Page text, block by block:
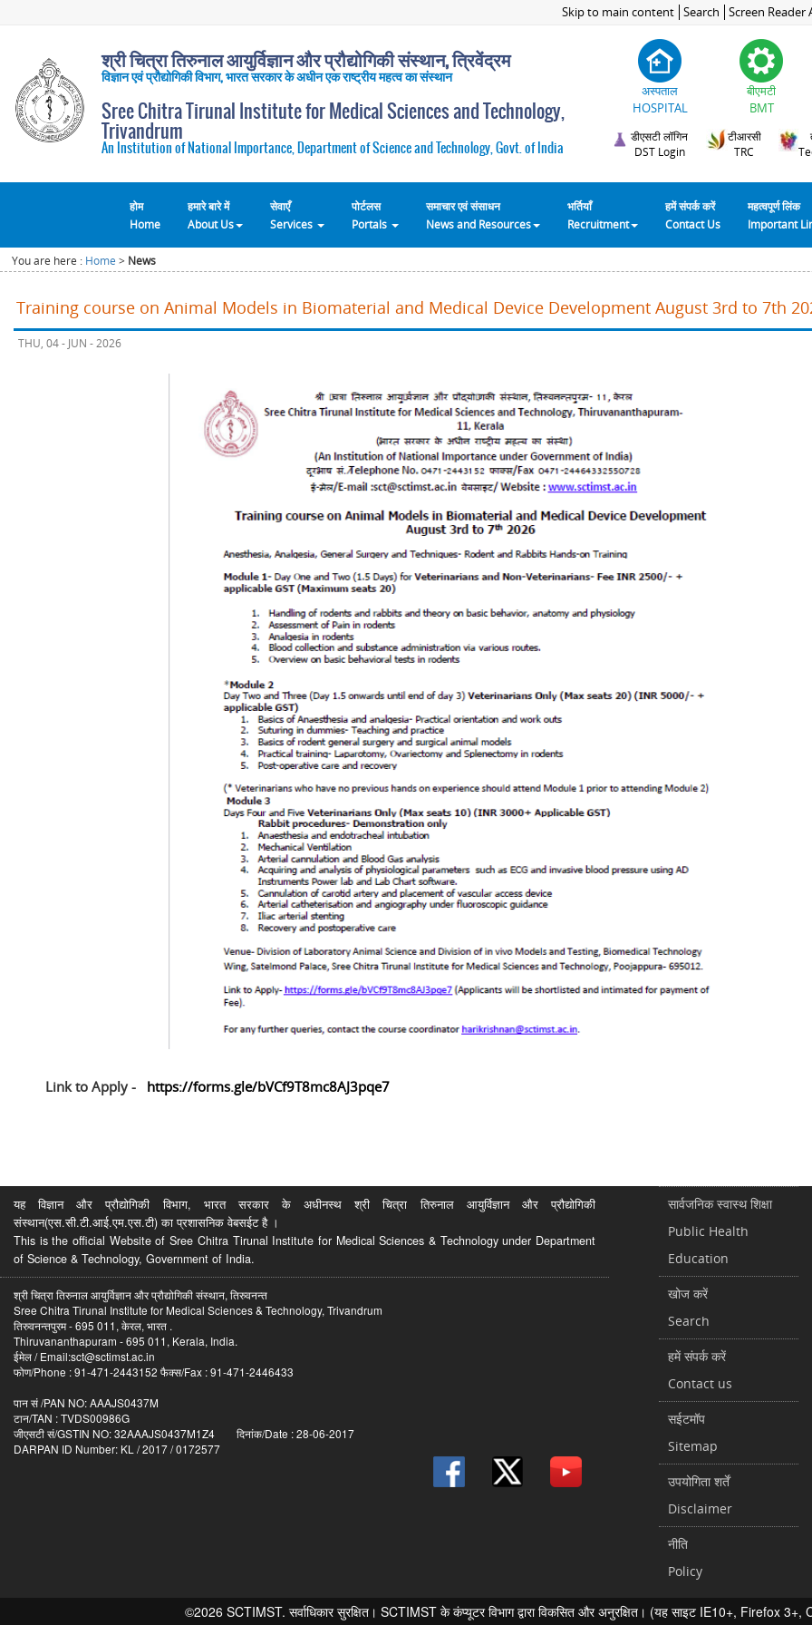
Skip to main content Search Screen Reader
श्री चित्रा तिरुनाल आयुर्विज्ञान और प्रौद्योगिकी संस्थान, त्रिवेंद्रम
विज्ञान एवं प्रौद्योगिकी विभाग, भारत सरकार के अधीन एक राष्ट्रीय महत्व का संस्थान
Sree Chitra Tirunal Institute for Medical Sciences and Technology,
Trivandrum
An Institution of National Importance, Department of Science and Technology, Govt. of India
अस्पताल
HOSPITAL
बीएमटी
BMT
डीएसटी लॉगिन
DST Login
टीआरसी
TRC
होम
Home
हमारे बारे में
About Us
सेवाएँ
Services
पोर्टलस
Portals
समाचार एवं संसाधन
News and Resources
भर्तियाँ
Recruitment
हमें संपर्क करें
Contact Us
महत्वपूर्ण लिंक
Important
You are here : Home > News
Training course on Animal Models in Biomaterial and Medical Device Development August 3rd to 7th
THU, 04 - JUN - 2026
Link to Apply - https://forms.gle/bVCf9T8mc8AJ3pqe7
यह विज्ञान और प्रौद्योगिकी विभाग, भारत सरकार के अधीनस्थ श्री चित्रा तिरुनाल आयुर्विज्ञान और प्रौद्योगिकी
संस्थान(एस.सी.टी.आई.एम.एस.टी) का प्रशासनिक वेबसईट है ।
This is the official Website of Sree Chitra Tirunal Institute for Medical Sciences & Technology under Department
of Science & Technology, Government of India.
श्री चित्रा तिरुनाल आयुर्विज्ञान और प्रौद्योगिकी संस्थान, तिरुवनन्त
Sree Chitra Tirunal Institute for Medical Sciences & Technology, Trivandrum
तिरुवनन्तपुरम - 695 011, केरल, भारत .
Thiruvananthapuram - 695 011, Kerala, India.
ईमेल / Email:sct@sctimst.ac.in
फोण/Phone : 91-471-2443152 फैक्स/Fax : 91-471-2446433
पान सं /PAN NO: AAAJS0437M
टान/TAN : TVDS00986G
जीएसटी सं/GSTIN NO: 32AAAJS0437M1Z4 दिनांक/Date : 28-06-2017
DARPAN ID Number: KL / 2017 / 0172577
सार्वजनिक स्वास्थ शिक्षा
Public Health
Education
खोज करें
Search
हमें संपर्क करें
Contact us
सईटमॉप
Sitemap
उपयोगिता शर्तें
Disclaimer
नीति
Policy
©2026 SCTIMST. सर्वाधिकार सुरक्षित। SCTIMST के कंप्यूटर विभाग द्वारा विकसित और अनुरक्षित। (यह साइट IE10+, Firefox